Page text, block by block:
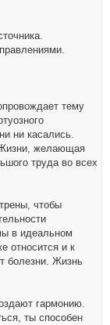
тему
ни касались.
желающая
труда во всех
чтобы
в идеальном
относится и к
болезни. Жизнь
гармонию.
ты способен